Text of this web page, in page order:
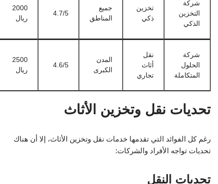
شركة
التخزين
الذكي
تخزين
ذكي
جميع
المناطق
4.7/5
2000
ريال
شركة
الحلول
المتكاملة
نقل
أثاث
تجاري
المدن
الكبرى
4.6/5
2500
ريال
تحديات نقل وتخزين الأثاث
رغم كل الفوائد التي تقدمها خدمات نقل وتخزين الأثاث، إلا أن هناك
تحديات تواجه الأفراد والشركات:
تحديات النقل